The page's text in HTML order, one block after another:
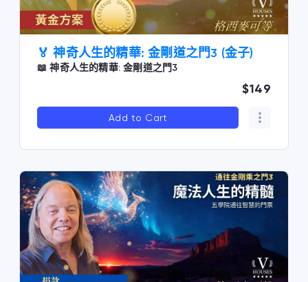
🏅 神奇人生的精華: 金剛道之門3 (金子)
📖 神奇人生的精華: 金剛道之門3
$149
Add to Cart